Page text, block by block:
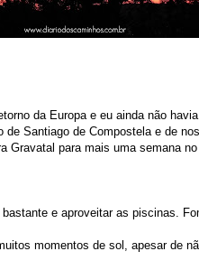
da Europa e eu ainda não
Santiago de Compostela e de
Gravatal para mais uma semana
e aproveitar as piscinas.
momentos de sol, apesar de